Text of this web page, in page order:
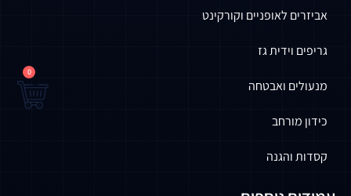
אביזרים לאופניים וקורקינט
גריפים וידית גז
מנעולים ואבטחה
כידון מורחב
קסדות והגנה
0